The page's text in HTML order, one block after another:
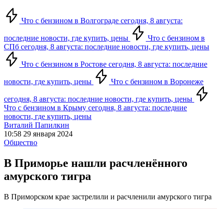
Что с бензином в Волгограде сегодня, 8 августа:
последние новости, где купить, цены
Что с бензином в
СПб сегодня, 8 августа: последние новости, где купить, цены
Что с бензином в Ростове сегодня, 8 августа: последние
новости, где купить, цены Что с бензином в Воронеже
сегодня, 8 августа: последние новости, где купить, цены
Что с бензином в Крыму сегодня, 8 августа: последние
новости, где купить, цены
Виталий Папилкин
10:58 29 января 2024
Общество
В Приморье нашли расчленённого
амурского тигра
В Приморском крае застрелили и расчленили амурского тигра